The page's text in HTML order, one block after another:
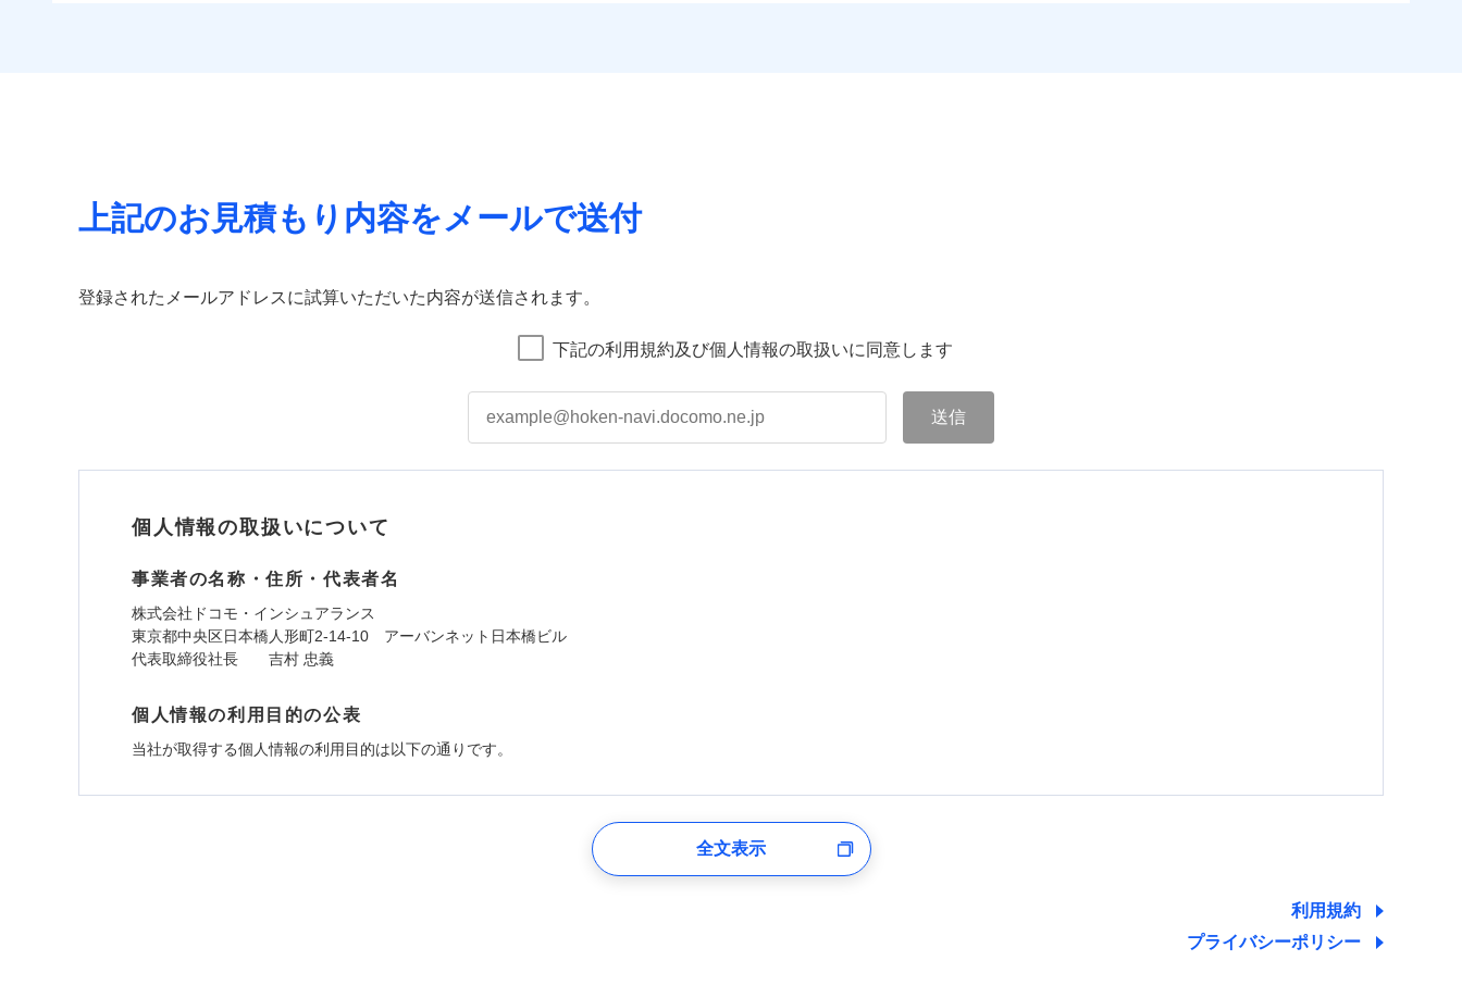
上記のお見積もり内容をメールで送付
登録されたメールアドレスに試算いただいた内容が送信されます。
下記の利用規約及び個人情報の取扱いに同意します
個人情報の取扱いについて
事業者の名称・住所・代表者名
株式会社ドコモ・インシュアランス
東京都中央区日本橋人形町2-14-10 アーバンネット日本橋ビル
代表取締役社長 吉村 忠義
個人情報の利用目的の公表
当社が取得する個人情報の利用目的は以下の通りです。
郵便、電話、およびＥメール等により、当社と取引のあるもしくは委託を受けている保険会社・提携会社の保険その他に関する情報を提供し、金融商品等の契約を勧奨するた
め、また維持管理等の委託業務遂行のため、またそれらに付帯、関連する当社および提携会社のサービスを案内、提供するため
全文表示
利用規約
プライバシーポリシー